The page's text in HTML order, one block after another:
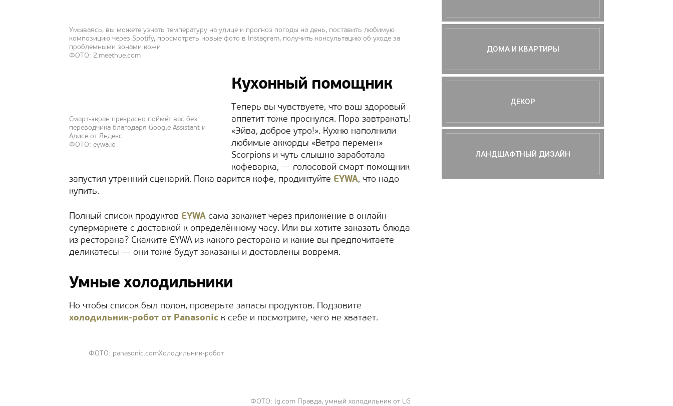
Умываясь, вы можете узнать температуру на улице и прогноз погоды на день, поставить любимую
композицию через Spotify, просмотреть новые фото в Instagram, получить консультацию об уходе за
проблемными зонами кожи
ФОТО: 2.meethue.com
Смарт-экран прекрасно поймёт вас без
переводчика благодаря Google Assistant и
Алисе от Яндекс
ФОТО: eywa.io
Кухонный помощник
Теперь вы чувствуете, что ваш здоровый
аппетит тоже проснулся. Пора завтракать!
«Эйва, доброе утро!». Кухню наполнили
любимые аккорды «Ветра перемен»
Scorpions и чуть слышно заработала
кофеварка, ― голосовой смарт-помощник
запустил утренний сценарий. Пока варится кофе, продиктуйте EYWA, что надо
купить.
Полный список продуктов EYWA сама закажет через приложение в онлайн-
супермаркете с доставкой к определённому часу. Или вы хотите заказать блюда
из ресторана? Скажите EYWA из какого ресторана и какие вы предпочитаете
деликатесы — они тоже будут заказаны и доставлены вовремя.
Умные холодильники
Но чтобы список был полон, проверьте запасы продуктов. Подзовите
холодильник-робот от Panasonic к себе и посмотрите, чего не хватает.
ФОТО: panasonic.comХолодильник-робот
ФОТО: lg.com Правда, умный холодильник от LG
ДОМА И КВАРТИРЫ
ДЕКОР
ЛАНДШАФТНЫЙ ДИЗАЙН